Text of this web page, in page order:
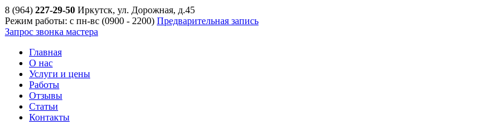
8 (964) 227-29-50 Иркутск, ул. Дорожная, д.45
Режим работы: с пн-вс (0900 - 2200) Предварительная запись
Запрос звонка мастера
Главная
О нас
Услуги и цены
Работы
Отзывы
Статьи
Контакты